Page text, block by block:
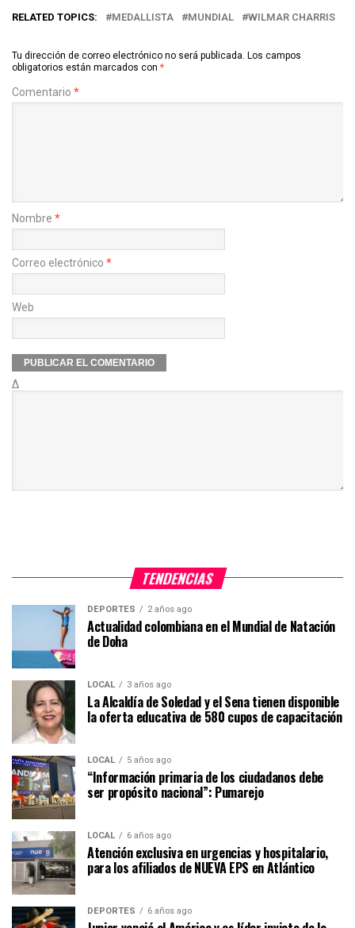
RELATED TOPICS: MEDALLISTA MUNDIAL WILMAR CHARRIS
Tu dirección de correo electrónico no será publicada. Los campos
obligatorios están marcados con *
Comentario *
Nombre *
Correo electrónico *
Web
Δ
TENDENCIAS
DEPORTES 2 años ago
Actualidad colombiana en el Mundial de Natación
de Doha
LOCAL 3 años ago
La Alcaldía de Soledad y el Sena tienen disponible
la oferta educativa de 580 cupos de capacitación
LOCAL 5 años ago
“Información primaria de los ciudadanos debe
ser propósito nacional”: Pumarejo
LOCAL 6 años ago
Atención exclusiva en urgencias y hospitalario,
para los afiliados de NUEVA EPS en Atlántico
DEPORTES 6 años ago